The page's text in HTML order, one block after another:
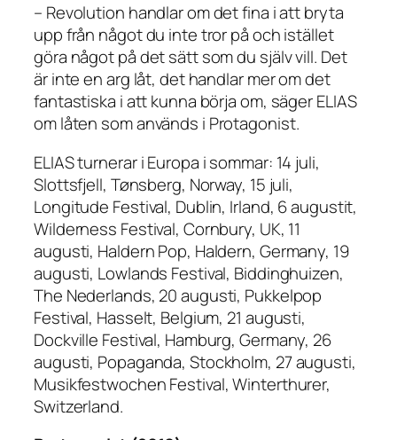
– Revolution handlar om det fina i att bryta
upp från något du inte tror på och istället
göra något på det sätt som du själv vill. Det
är inte en arg låt, det handlar mer om det
fantastiska i att kunna börja om, säger ELIAS
om låten som används i Protagonist.
ELIAS turnerar i Europa i sommar: 14 juli,
Slottsfjell, Tønsberg, Norway, 15 juli,
Longitude Festival, Dublin, Irland, 6 augustit,
Wilderness Festival, Cornbury, UK, 11
augusti, Haldern Pop, Haldern, Germany, 19
augusti, Lowlands Festival, Biddinghuizen,
The Nederlands, 20 augusti, Pukkelpop
Festival, Hasselt, Belgium, 21 augusti,
Dockville Festival, Hamburg, Germany, 26
augusti, Popaganda, Stockholm, 27 augusti,
Musikfestwochen Festival, Winterthurer,
Switzerland.